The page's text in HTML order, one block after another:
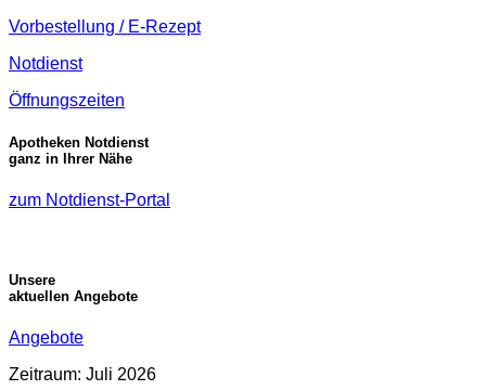
Vorbestellung / E-Rezept
Notdienst
Öffnungszeiten
Apotheken Notdienst
ganz in Ihrer Nähe
zum Notdienst-Portal
Unsere
aktuellen Angebote
Angebote
Zeitraum: Juli 2026